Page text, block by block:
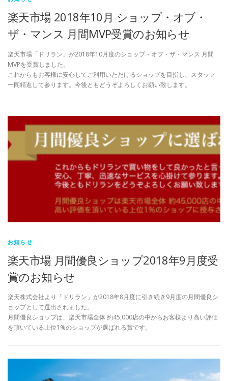
楽天市場 2018年10月 ショップ・オブ・
ザ・マンス 月間MVP受賞のお知らせ
楽天市場「ドリラン」が2018年10月度のショップ・オブ・ザ・マンス 月間
MVPを受賞しました。
これからもお客様に安心してご利用いただけるショップを目指し、スタッフ
一同精進して参ります。今後ともどうぞよろしくお願い致します。
お知らせ
楽天市場 月間優良ショップ2018年9月度受
賞のお知らせ
楽天株式会社より「ドリラン」が2018年8月度に引き続き9月度の月間優良シ
ョップとして選出されました。
月間優良ショップは、楽天市場全体 約45,000店の中からお客様より高い評価
を頂いている上位1%のショップが選ばれる賞です。